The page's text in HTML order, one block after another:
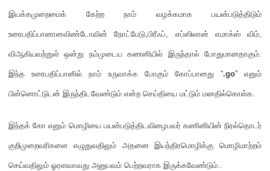
இயக்கமுறைமைக் கேற்ற நாம் வழக்கமாக பயன்படுத்திடும்
உரைபதிப்பானானவிண்டோவின் நோட்பேடு,பிரீஃப், எப்ஸிலான் எமாக்ஸ் விம்,
விஆகியவற்றுள் ஒன்று நம்முடைய கணனியில் இருந்தால் போதுமானதாகும்.
இந்த உரைபதிப்பானில் நாம் உருவாக்க போகும் கோப்பானது “.go” எனும்
பின்னொட்டுடன் இருந்திடவேண்டும் என்ற செய்தியை மட்டும் மனதில்கொள்க.
இந்தக் கோ எனும் மொழியை பயன்படுத்திடவிழைபவர் கணினியின் நிரல்தொடர்
குறிமுறைவரிகளை எழுதுவதிலும் அதனை இயந்திரமொழிக்கு மொழிமாற்றம்
செய்வதிலும் ஓரளவாவது அனுபவம் பெற்றவராக இருக்கவேண்டும்..